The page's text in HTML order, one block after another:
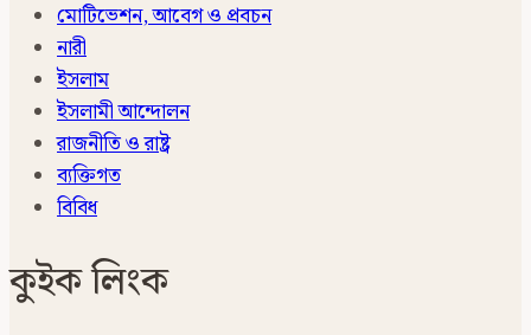
মোটিভেশন, আবেগ ও প্রবচন
নারী
ইসলাম
ইসলামী আন্দোলন
রাজনীতি ও রাষ্ট্র
ব্যক্তিগত
বিবিধ
কুইক লিংক